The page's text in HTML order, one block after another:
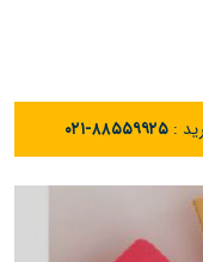
: ۰۲۱-۸۸۵۵۹۹۲۵